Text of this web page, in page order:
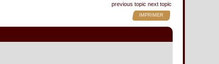
previous topic next topic
IMPRIMER